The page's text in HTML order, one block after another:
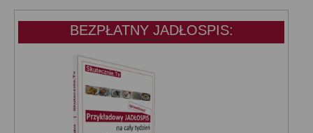
BEZPŁATNY JADŁOSPIS: